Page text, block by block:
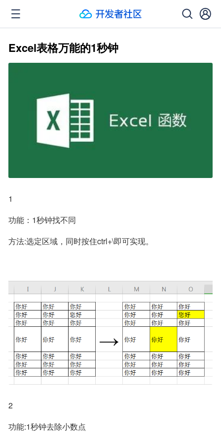
Excel表格万能的1秒钟
1
功能：1秒钟找不同
方法:选定区域，同时按住ctrl+\即可实现。
2
功能:1秒钟去除小数点